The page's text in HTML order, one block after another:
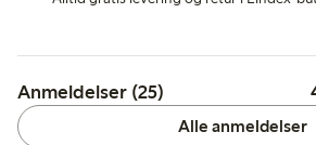
Anmeldelser (25)
Alle anmeldelser